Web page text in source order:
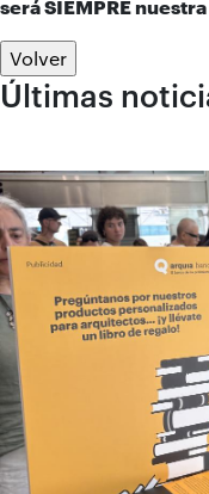
será SIEMPRE
Volver
Últimas